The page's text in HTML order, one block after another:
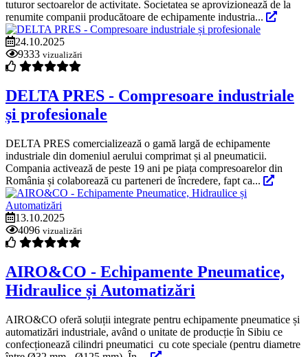
tuturor sectoarelor de activitate. Societatea se aprovizionează de la
renumite companii producătoare de echipamente industria...
24.10.2025
9333 vizualizări
DELTA PRES - Compresoare industriale
și profesionale
DELTA PRES comercializează o gamă largă de echipamente
industriale din domeniul aerului comprimat și al pneumaticii.
Compania activează de peste 19 ani pe piața compresoarelor din
România și colaborează cu parteneri de încredere, fapt ca...
13.10.2025
4096 vizualizări
AIRO&CO - Echipamente Pneumatice,
Hidraulice și Automatizări
AIRO&CO oferă soluții integrate pentru echipamente pneumatice și
automatizări industriale, având o unitate de producție în Sibiu ce
confecționează cilindri pneumatici cu cote speciale (pentru diametre